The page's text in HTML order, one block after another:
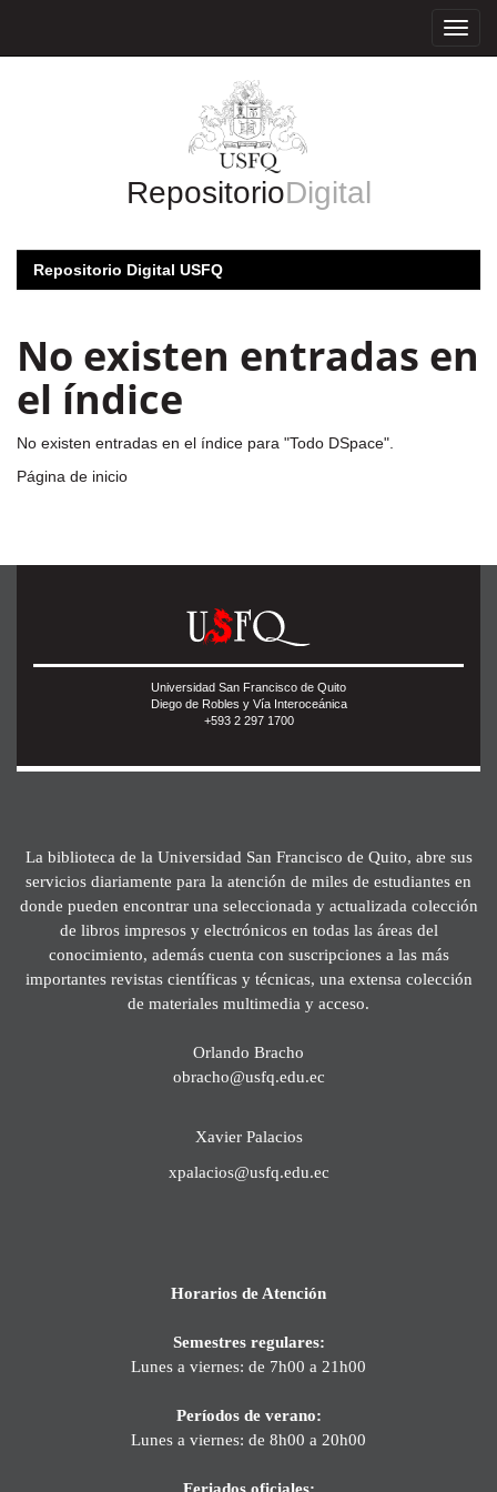
RepositorioDigital
Repositorio Digital USFQ
No existen entradas en
el índice
No existen entradas en el índice para "Todo DSpace".
Página de inicio
Universidad San Francisco de Quito
Diego de Robles y Vía Interoceánica
+593 2 297 1700
La biblioteca de la Universidad San Francisco de Quito, abre sus
servicios diariamente para la atención de miles de estudiantes en
donde pueden encontrar una seleccionada y actualizada colección
de libros impresos y electrónicos en todas las áreas del
conocimiento, además cuenta con suscripciones a las más
importantes revistas científicas y técnicas, una extensa colección
de materiales multimedia y acceso.
Orlando Bracho
obracho@usfq.edu.ec
Xavier Palacios
xpalacios@usfq.edu.ec
Horarios de Atención
Semestres regulares:
Lunes a viernes: de 7h00 a 21h00
Períodos de verano:
Lunes a viernes: de 8h00 a 20h00
Feriados oficiales: